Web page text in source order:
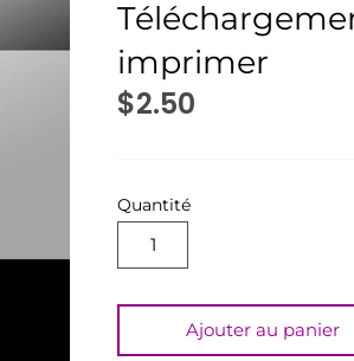
imprimer
$2.50
Quantité
Ajouter au panier